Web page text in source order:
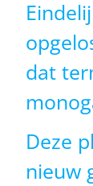
dat
Deze
nieuw